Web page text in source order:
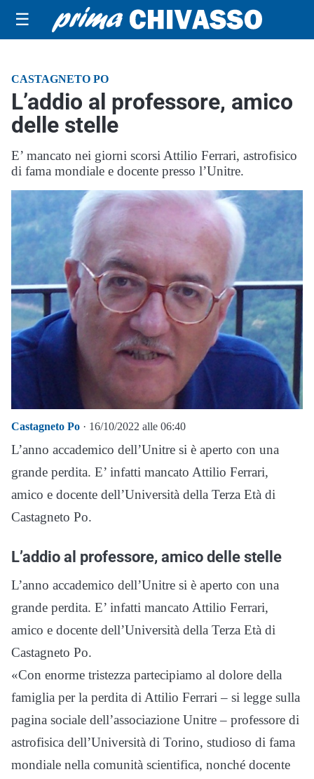
☰
CASTAGNETO PO
L’addio al professore, amico
delle stelle
E’ mancato nei giorni scorsi Attilio Ferrari, astrofisico
di fama mondiale e docente presso l’Unitre.
Castagneto Po · 16/10/2022 alle 06:40
L’anno accademico dell’Unitre si è aperto con una
grande perdita. E’ infatti mancato Attilio Ferrari,
amico e docente dell’Università della Terza Età di
Castagneto Po.
L’addio al professore, amico delle stelle
L’anno accademico dell’Unitre si è aperto con una
grande perdita. E’ infatti mancato Attilio Ferrari,
amico e docente dell’Università della Terza Età di
Castagneto Po.
«Con enorme tristezza partecipiamo al dolore della
famiglia per la perdita di Attilio Ferrari – si legge sulla
pagina sociale dell’associazione Unitre – professore di
astrofisica dell’Università di Torino, studioso di fama
mondiale nella comunità scientifica, nonché docente